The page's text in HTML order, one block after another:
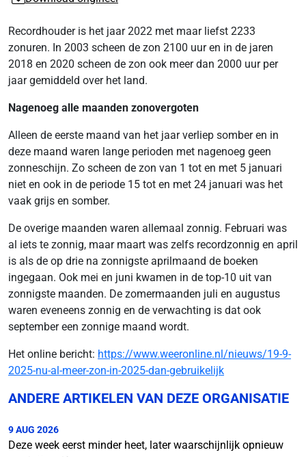
Recordhouder is het jaar 2022 met maar liefst 2233
zonuren. In 2003 scheen de zon 2100 uur en in de jaren
2018 en 2020 scheen de zon ook meer dan 2000 uur per
jaar gemiddeld over het land.
Nagenoeg alle maanden zonovergoten
Alleen de eerste maand van het jaar verliep somber en in
deze maand waren lange perioden met nagenoeg geen
zonneschijn. Zo scheen de zon van 1 tot en met 5 januari
niet en ook in de periode 15 tot en met 24 januari was het
vaak grijs en somber.
De overige maanden waren allemaal zonnig. Februari was
al iets te zonnig, maar maart was zelfs recordzonnig en april
is als de op drie na zonnigste aprilmaand de boeken
ingegaan. Ook mei en juni kwamen in de top-10 uit van
zonnigste maanden. De zomermaanden juli en augustus
waren eveneens zonnig en de verwachting is dat ook
september een zonnige maand wordt.
Het online bericht: https://www.weeronline.nl/nieuws/19-9-
2025-nu-al-meer-zon-in-2025-dan-gebruikelijk
ANDERE ARTIKELEN VAN DEZE ORGANISATIE
9 AUG 2026
Deze week eerst minder heet, later waarschijnlijk opnieuw